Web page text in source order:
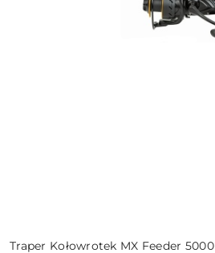
Traper Kołowrotek MX Feeder 5000